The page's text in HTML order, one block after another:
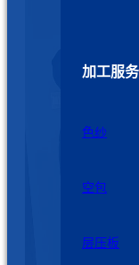
加工服务
色纱
空包
层压板